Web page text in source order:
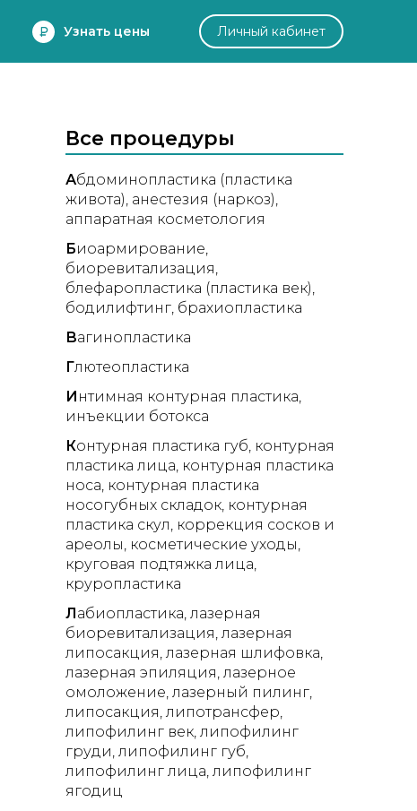
Узнать цены Личный кабинет
Все процедуры
Абдоминопластика (пластика
живота) анестезия (наркоз)
аппаратная косметология
Биоармирование
биоревитализация
блефаропластика (пластика век)
бодилифтинг брахиопластика
Вагинопластика
Глютеопластика
И нтимная контурная пластика
инъекции ботокса
Контурная пластика губ контурная
пластика лица контурная пластика
носа контурная пластика
носогубных складок контурная
пластика скул коррекция сосков и
ареолы косметические уходы
круговая подтяжка лица
круропластика
Лабиопластика лазерная
биоревитализация лазерная
липосакция лазерная шлифовка
лазерная эпиляция лазерное
омоложение лазерный пилинг
липосакция липотрансфер
липофилинг век липофилинг
груди липофилинг губ
липофилинг лица липофилинг
ягодиц